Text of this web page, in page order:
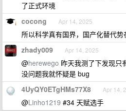
了正式环境
cocong Apr 14, 2025
所以科学真有国界，国产化替代势
zhady009 Apr 14, 2025
@herewego 昨天我测了下发现只
没问题我就怀疑是 bug
4UyQY0ETgHMs77X8 Apr 14,
@Linho1219 #34 天赋选手